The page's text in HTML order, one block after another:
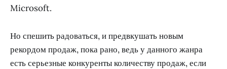
Microsoft.
Но спешить радоваться, и предвкушать новым
рекордом продаж, пока рано, ведь у данного жанра
есть серьезные конкуренты количеству продаж, если